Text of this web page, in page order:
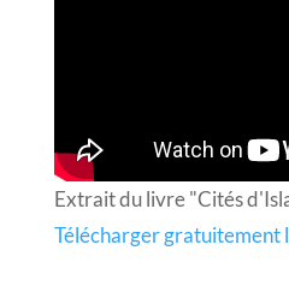
Extrait du livre "Cités
Télécharger